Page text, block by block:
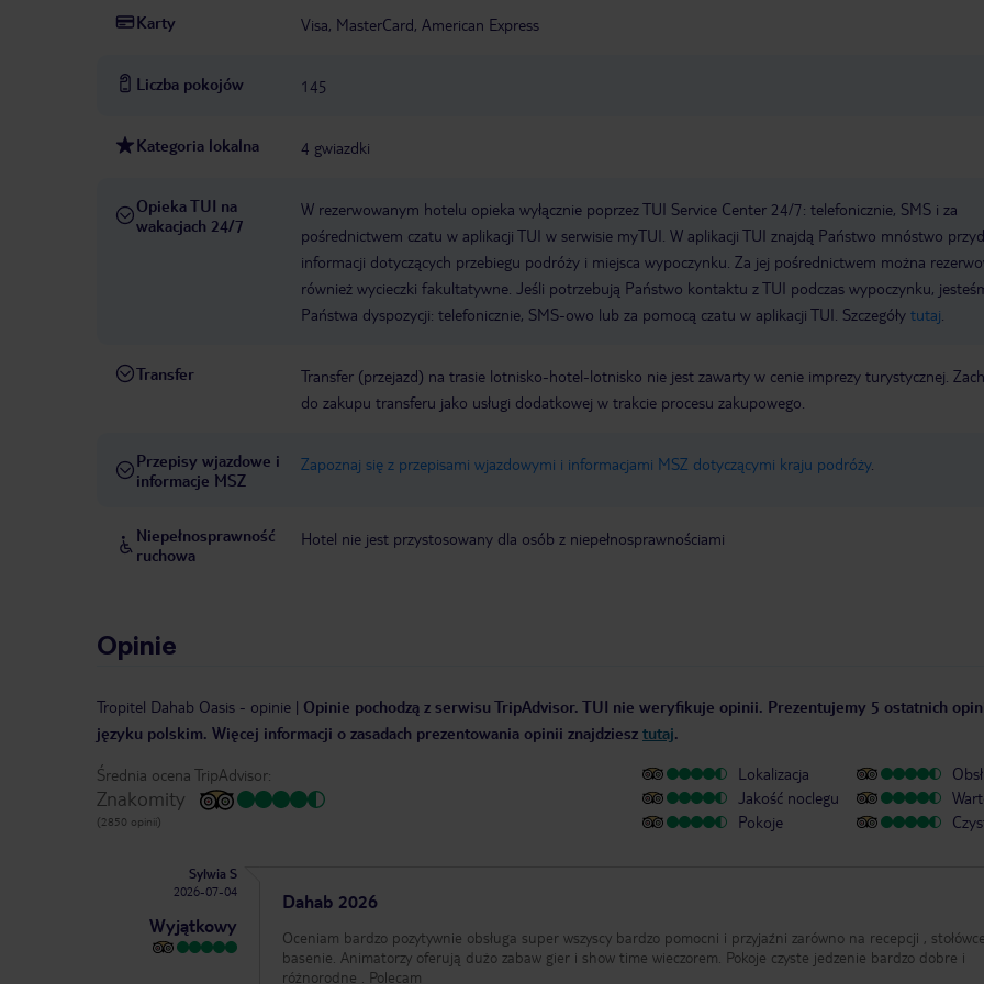
Karty Visa, MasterCard, American Express
Liczba pokojów 145
Kategoria lokalna 4 gwiazdki
Opieka TUI na
wakacjach 24/7
W rezerwowanym hotelu opieka wyłącznie poprzez TUI Service Center 24/7: telefonicznie, SMS i za
pośrednictwem czatu w aplikacji TUI w serwisie myTUI. W aplikacji TUI znajdą Państwo mnóstwo
informacji dotyczących przebiegu podróży i miejsca wypoczynku. Za jej pośrednictwem można
również wycieczki fakultatywne. Jeśli potrzebują Państwo kontaktu z TUI podczas wypoczynku,
Państwa dyspozycji: telefonicznie, SMS-owo lub za pomocą czatu w aplikacji TUI. Szczegóły tutaj
Transfer
Transfer (przejazd) na trasie lotnisko-hotel-lotnisko nie jest zawarty w cenie imprezy turystycznej.
do zakupu transferu jako usługi dodatkowej w trakcie procesu zakupowego.
Przepisy wjazdowe i
informacje MSZ
Zapoznaj się z przepisami wjazdowymi i informacjami MSZ dotyczącymi kraju podróży.
Niepełnosprawność
ruchowa
Hotel nie jest przystosowany dla osób z niepełnosprawnościami
Opinie
Tropitel Dahab Oasis - opinie | Opinie pochodzą z serwisu TripAdvisor. TUI nie weryfikuje opinii. Prezentujemy 5 ostatnich
języku polskim. Więcej informacji o zasadach prezentowania opinii znajdziesz tutaj.
Średnia ocena TripAdvisor:
Znakomity
(2850 opinii)
Lokalizacja
Jakość noclegu
Pokoje
Sylwia S
2026-07-04
Wyjątkowy
Dahab 2026
Oceniam bardzo pozytywnie obsługa super wszyscy bardzo pomocni i przyjaźni zarówno na recepcji , stołówce przy
basenie. Animatorzy oferują dużo zabaw gier i show time wieczorem. Pokoje czyste jedzenie bardzo dobre i
różnorodne . Polecam